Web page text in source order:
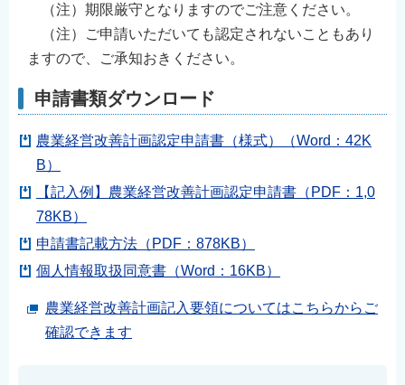
（注）期限厳守となりますのでご注意ください。
（注）ご申請いただいても認定されないこともあり
ますので、ご承知おきください。
申請書類ダウンロード
農業経営改善計画認定申請書（様式）（Word：42K
B）
【記入例】農業経営改善計画認定申請書（PDF：1,0
78KB）
申請書記載方法（PDF：878KB）
個人情報取扱同意書（Word：16KB）
農業経営改善計画記入要領についてはこちらからご
確認できます
English
한국어
नेपाली
Filipino